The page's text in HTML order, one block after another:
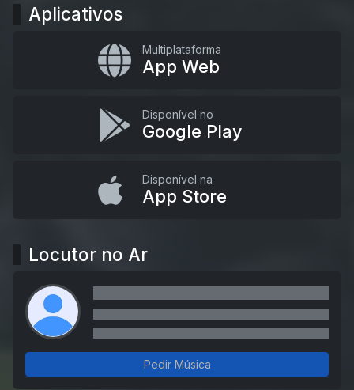
Aplicativos
Multiplataforma
App Web
Disponível no
Google Play
Disponível na
App Store
Locutor no Ar
Pedir Música